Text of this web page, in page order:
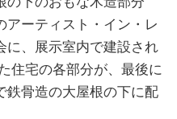
アーティスト・イン・レ
に、展示室内で建設され
住宅の各部分が、最後に
鉄骨造の大屋根の下に配